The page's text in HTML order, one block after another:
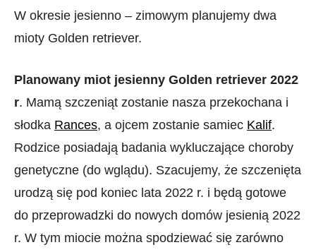
W okresie jesienno – zimowym planujemy dwa
mioty Golden retriever.
Planowany miot jesienny Golden retriever 2022
r. Mamą szczeniąt zostanie nasza przekochana i
słodka Rances, a ojcem zostanie samiec Kalif.
Rodzice posiadają badania wykluczające choroby
genetyczne (do wglądu). Szacujemy, że szczenięta
urodzą się pod koniec lata 2022 r. i będą gotowe
do przeprowadzki do nowych domów jesienią 2022
r. W tym miocie można spodziewać się zarówno